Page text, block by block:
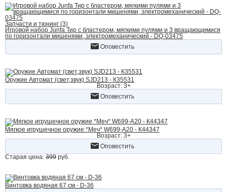
Запчасти и тюнинг (3)
Игровой набор Junfa Тир с бластером, мягкими пулями и 3 вращающимися
по горизонтали мишенями, электромеханический - DQ-03475
Оповестить
Оружие Автомат (свет,звук) SJD213 - К35531
Возраст: 3+
Оповестить
Мягкое игрушечное оружие *Меч* W699-A20 - К44347
Возраст: 3+
Оповестить
Старая цена: 399 руб.
Винтовка водяная 67 см - D-36